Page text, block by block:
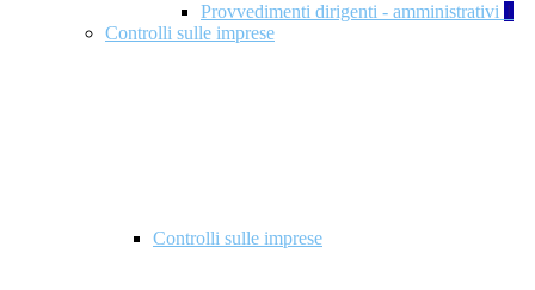
Provvedimenti dirigenti - amministrativi 1
Controlli sulle imprese
Controlli sulle imprese